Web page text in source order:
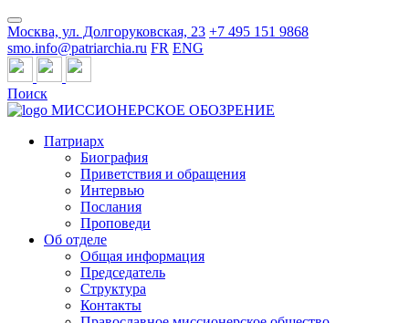
Москва, ул. Долгоруковская, 23 +7 495 151 9868
smo.info@patriarchia.ru FR ENG
Поиск
МИССИОНЕРСКОЕ ОБОЗРЕНИЕ
Патриарх
Биография
Приветствия и обращения
Интервью
Послания
Проповеди
Об отделе
Общая информация
Председатель
Структура
Контакты